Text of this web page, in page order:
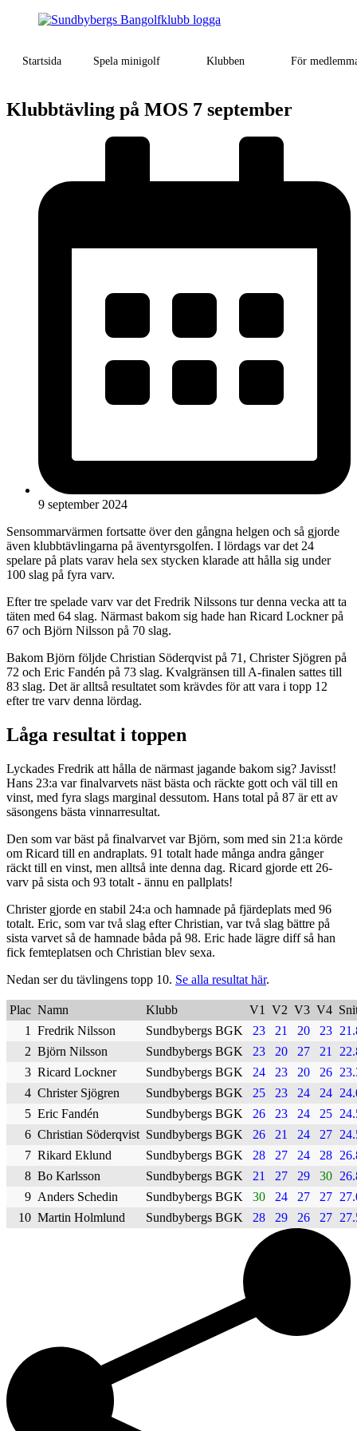
Startsida Spela minigolf Klubben För
Klubbtävling på MOS 7 september
9 september 2024
Sensommarvärmen fortsatte över den gångna helgen och så gjorde
även klubbtävlingarna på äventyrsgolfen. I lördags var det 24
spelare på plats varav hela sex stycken klarade att hålla sig under
100 slag på fyra varv.
Efter tre spelade varv var det Fredrik Nilssons tur denna vecka att ta
täten med 64 slag. Närmast bakom sig hade han Ricard Lockner på
67 och Björn Nilsson på 70 slag.
Bakom Björn följde Christian Söderqvist på 71, Christer Sjögren på
72 och Eric Fandén på 73 slag. Kvalgränsen till A-finalen sattes till
83 slag. Det är alltså resultatet som krävdes för att vara i topp 12
efter tre varv denna lördag.
Låga resultat i toppen
Lyckades Fredrik att hålla de närmast jagande bakom sig? Javisst!
Hans 23:a var finalvarvets näst bästa och räckte gott och väl till en
vinst, med fyra slags marginal dessutom. Hans total på 87 är ett av
säsongens bästa vinnarresultat.
Den som var bäst på finalvarvet var Björn, som med sin 21:a körde
om Ricard till en andraplats. 91 totalt hade många andra gånger
räckt till en vinst, men alltså inte denna dag. Ricard gjorde ett 26-
varv på sista och 93 totalt - ännu en pallplats!
Christer gjorde en stabil 24:a och hamnade på fjärdeplats med 96
totalt. Eric, som var två slag efter Christian, var två slag bättre på
sista varvet så de hamnade båda på 98. Eric hade lägre diff så han
fick femteplatsen och Christian blev sexa.
Nedan ser du tävlingens topp 10. Se alla resultat här.
Plac Namn Klubb V1 V2 V3 V4
1
Fredrik Nilsson Sundbybergs BGK 23 21 20 23
2 Björn Nilsson Sundbybergs BGK 23 20 27 21
3 Ricard Lockner Sundbybergs BGK 24 23 20 26
4 Christer Sjögren Sundbybergs BGK 25 23 24 24
5 Eric Fandén Sundbybergs BGK 26 23 24 25
6 Christian Söderqvist Sundbybergs BGK 26 21 24 27
7 Rikard Eklund Sundbybergs BGK 28 27 24 28
8 Bo Karlsson Sundbybergs BGK 21 27 29 30
9 Anders Schedin Sundbybergs BGK 30 24 27 27
10 Martin Holmlund Sundbybergs BGK 28 29 26 27